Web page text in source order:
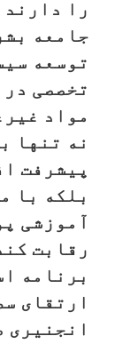
را
جامعه
توسعه
تخصصی
مواد
نه تنها
پیشرفت
بلکه با
آموزشی
رقابت
برنامه
ارتقای